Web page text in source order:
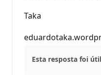
Taka
Esta resposta foi